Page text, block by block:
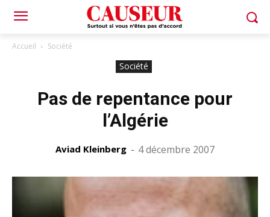
Accueil Société
Société
Pas de repentance pour
l’Algérie
Aviad Kleinberg - 4 décembre 2007